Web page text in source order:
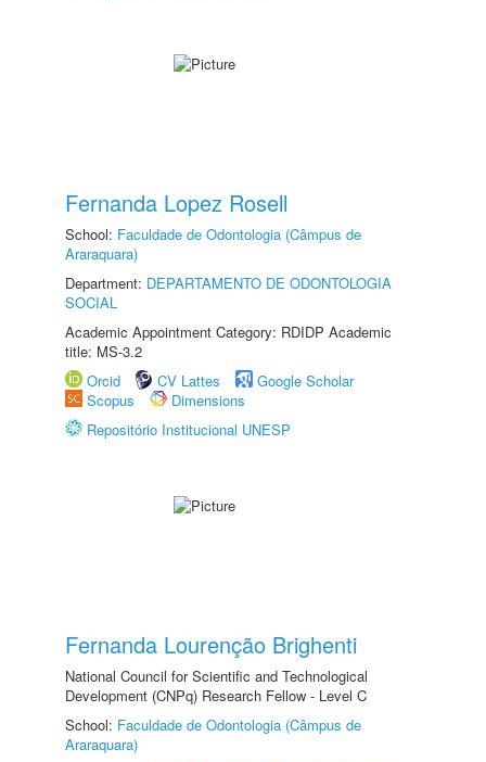
Fernanda Lopez Rosell
School: Faculdade de Odontologia (Câmpus de
Araraquara)
Department: DEPARTAMENTO DE ODONTOLOGIA
SOCIAL
Academic Appointment Category: RDIDP Academic
title: MS-3.2
Orcid
CV Lattes
Google Scholar
Scopus
Dimensions
Repositório Institucional UNESP
Fernanda Lourenção Brighenti
National Council for Scientific and Technological
Development (CNPq) Research Fellow - Level C
School: Faculdade de Odontologia (Câmpus de
Araraquara)